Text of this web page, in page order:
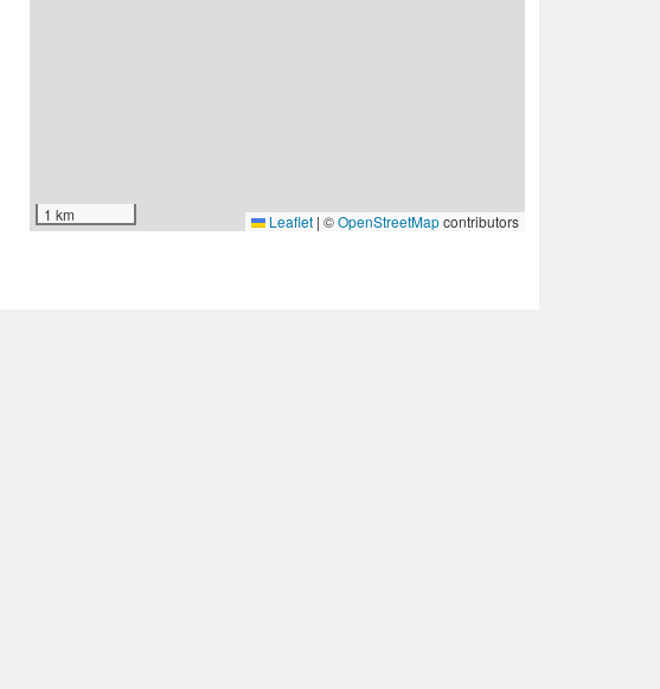
1 km Leaflet | ©OpenStreetMapcontributors